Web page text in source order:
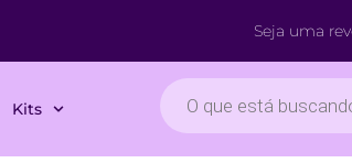
10% OFF na
Seja uma
Kits